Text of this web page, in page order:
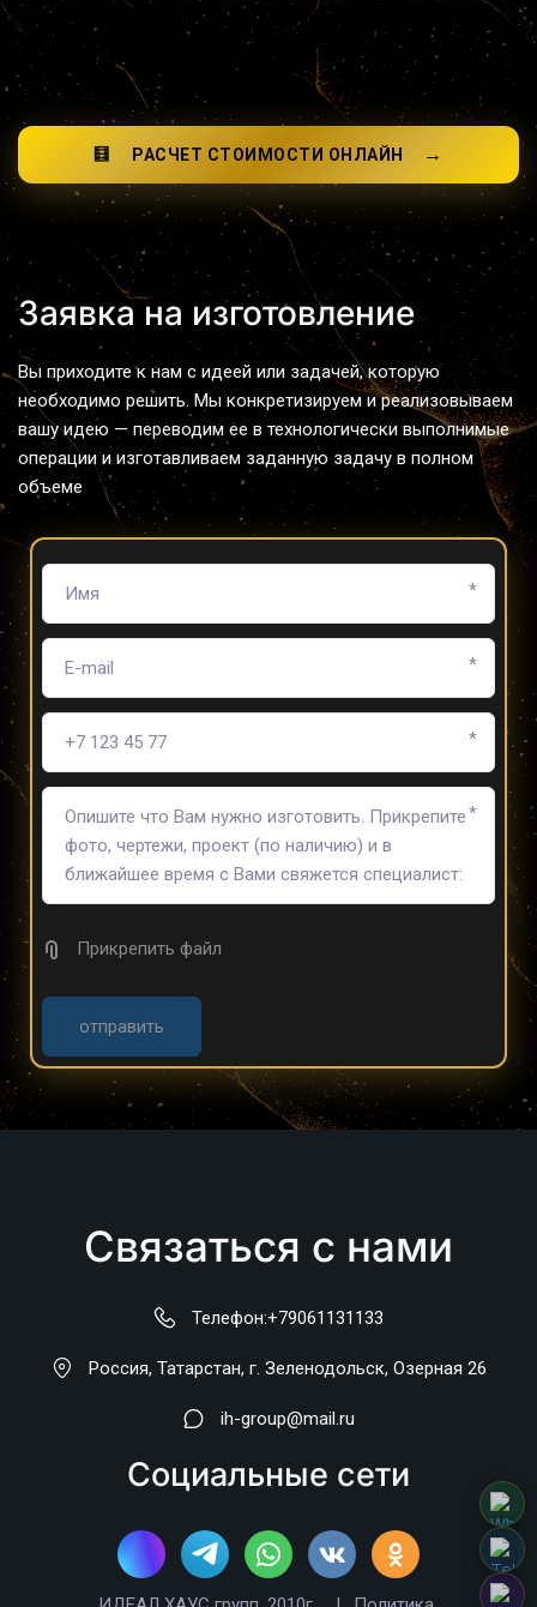
🧮 РАСЧЕТ СТОИМОСТИ ОНЛАЙН →
Заявка на изготовление
Вы приходите к нам с идеей или задачей, которую
необходимо решить. Мы конкретизируем и реализовываем
вашу идею — переводим ее в технологически выполнимые
операции и изготавливаем заданную задачу в полном
объеме
*
*
*
*
Прикрепить файл
отправить
Связаться с нами
Телефон:+79061131133
Россия, Татарстан, г. Зеленодольск, Озерная 26
ih-group@mail.ru
Социальные сети